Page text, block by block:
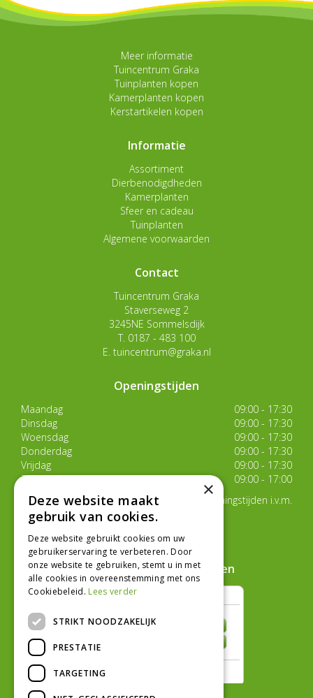
Meer informatie
Tuincentrum Graka
Tuinplanten kopen
Kamerplanten kopen
Kerstartikelen kopen
Informatie
Assortiment
Dierbenodigdheden
Kamerplanten
Sfeer en cadeau
Tuinplanten
Algemene voorwaarden
Contact
Tuincentrum Graka
Staverseweg 2
3245NE Sommelsdijk
T. 0187 - 483 100
E. tuincentrum@graka.nl
Openingstijden
Maandag
09:00 - 17:30
Dinsdag
09:00 - 17:30
Woensdag
09:00 - 17:30
Donderdag
09:00 - 17:30
Vrijdag
09:00 - 17:30
Zaterdag
09:00 - 17:00
Van 17 juli t/m 29 augustus aangepaste openingstijden i.v.m.
de zomervakantie
Toon alle openingstijden
Hoe klanten ons beoordelen
×
Deze website maakt
gebruik van cookies.
Deze website gebruikt cookies om uw
gebruikerservaring te verbeteren. Door
onze website te gebruiken, stemt u in met
alle cookies in overeenstemming met ons
Cookiebeleid. Lees verder
STRIKT NOODZAKELIJK
PRESTATIE
TARGETING